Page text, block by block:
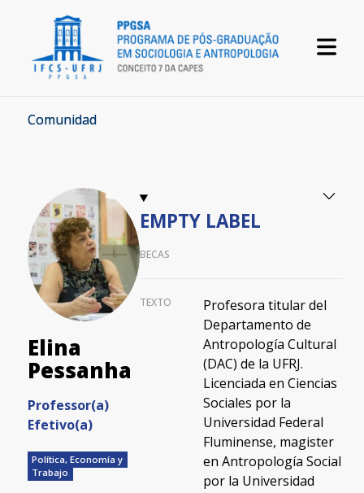
Comunidad
Elina
Pessanha
Professor(a)
Efetivo(a)
Política, Economía y
Trabajo
EMPTY LABEL
BECAS
TEXTO
Profesora titular del
Departamento de
Antropología Cultural
(DAC) de la UFRJ.
Licenciada en Ciencias
Sociales por la
Universidad Federal
Fluminense, magister
en Antropología Social
por la Universidad